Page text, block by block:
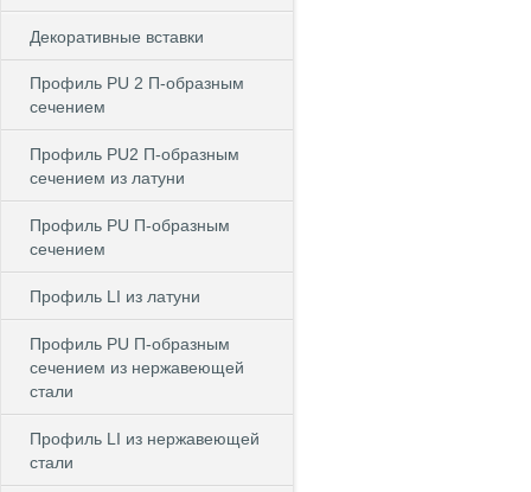
Декоративные вставки
Профиль PU 2 П-образным
сечением
Профиль PU2 П-образным
сечением из латуни
Профиль PU П-образным
сечением
Профиль LI из латуни
Профиль PU П-образным
сечением из нержавеющей
стали
Профиль LI из нержавеющей
стали